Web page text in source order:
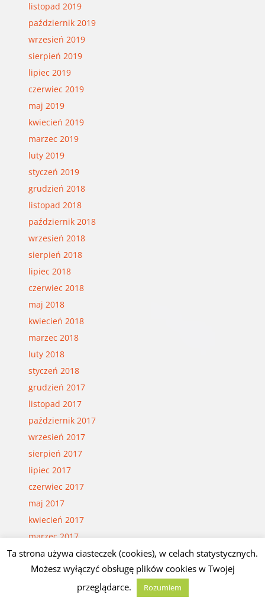
listopad 2019
październik 2019
wrzesień 2019
sierpień 2019
lipiec 2019
czerwiec 2019
maj 2019
kwiecień 2019
marzec 2019
luty 2019
styczeń 2019
grudzień 2018
listopad 2018
październik 2018
wrzesień 2018
sierpień 2018
lipiec 2018
czerwiec 2018
maj 2018
kwiecień 2018
marzec 2018
luty 2018
styczeń 2018
grudzień 2017
listopad 2017
październik 2017
wrzesień 2017
sierpień 2017
lipiec 2017
czerwiec 2017
maj 2017
kwiecień 2017
marzec 2017
luty 2017
styczeń 2017
grudzień 2016
Ta strona używa ciasteczek (cookies), w celach statystycznych.
Możesz wyłączyć obsługę plików cookies w Twojej
przeglądarce.
Rozumiem